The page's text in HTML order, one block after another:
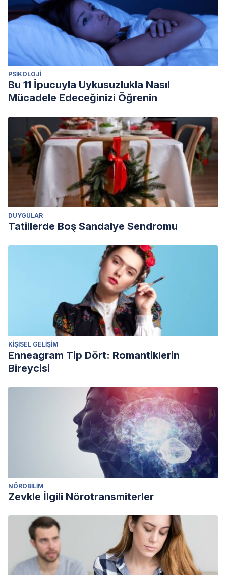
PSIKOLOJI
Bu 11 İpucuyla Uykusuzlukla Nasıl
Mücadele Edeceğinizi Öğrenin
DUYGULAR
Tatillerde Boş Sandalye Sendromu
KIŞISEL GELIŞIM
Enneagram Tip Dört: Romantiklerin
Bireycisi
NÖROBILIM
Zevkle İlgili Nörotransmiterler